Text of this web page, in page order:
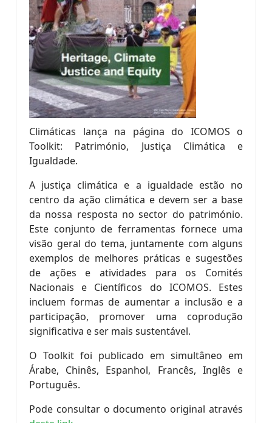
Climáticas lança na página do ICOMOS o
Toolkit: Património, Justiça Climática e
Igualdade.
A justiça climática e a igualdade estão no
centro da ação climática e devem ser a base
da nossa resposta no sector do património.
Este conjunto de ferramentas fornece uma
visão geral do tema, juntamente com alguns
exemplos de melhores práticas e sugestões
de ações e atividades para os Comités
Nacionais e Científicos do ICOMOS. Estes
incluem formas de aumentar a inclusão e a
participação, promover uma coprodução
significativa e ser mais sustentável.
O Toolkit foi publicado em simultâneo em
Árabe, Chinês, Espanhol, Francês, Inglês e
Português.
Pode consultar o documento original através